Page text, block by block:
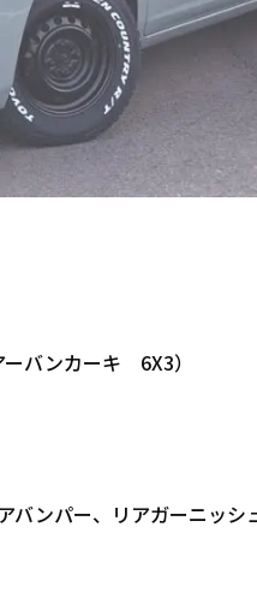
バンカーキ 6X3）
バンパー、リアガーニッシ